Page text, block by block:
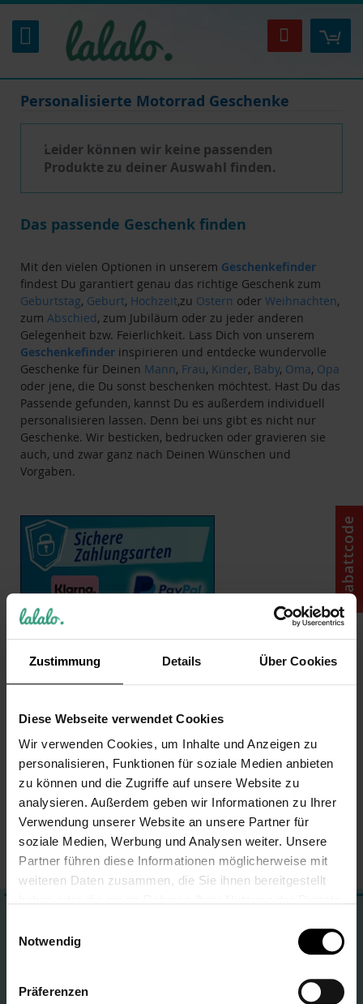
Zustimmung Details Über Cookies
Diese Webseite verwendet Cookies
Wir verwenden Cookies, um Inhalte und Anzeigen zu
personalisieren, Funktionen für soziale Medien anbieten
zu können und die Zugriffe auf unsere Website zu
analysieren. Außerdem geben wir Informationen zu Ihrer
Verwendung unserer Website an unsere Partner für
soziale Medien, Werbung und Analysen weiter. Unsere
Partner führen diese Informationen möglicherweise mit
weiteren Daten zusammen, die Sie ihnen bereitgestellt
Notwendig
Präferenzen
Inhalt
springen
Suche
Personalisierte Motorrad Geschenke
Leider können wir keine passenden
Produkte zu deiner Auswahl finden.
Das passende Geschenk finden
Mit den vielen Optionen in unserem Geschenkefinder
findest Du garantiert genau das richtige Geschenk zum
Geburtstag, Geburt, Hochzeit,zu Ostern oder Weihnachten,
zum Abschied, zum Jubiläum oder zu jeder anderen
Gelegenheit bzw. Feierlichkeit. Lass Dich von unserem
Geschenkefinder inspirieren und entdecke wundervolle
Geschenke für Deinen Mann, Frau, Kinder, Baby, Oma, Opa
oder jene, die Du sonst beschenken möchtest. Hast Du das
Passende gefunden, kannst Du es außerdem individuell
personalisieren lassen. Denn bei uns gibt es nicht nur
Geschenke. Wir besticken, bedrucken oder gravieren sie
auch, und zwar ganz nach Deinen Wünschen und
Vorgaben.
Meine Wunschliste
Du hast keine Artikel auf deiner Wunschliste.
Dein LALALO Service-Team ist für dich da!
Rabattcode